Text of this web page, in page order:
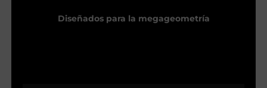
Diseñados para la megageometría